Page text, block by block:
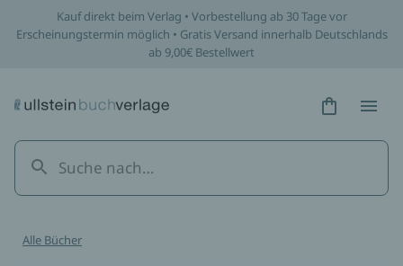
Kauf direkt beim Verlag • Vorbestellung ab 30 Tage vor
Erscheinungstermin möglich • Gratis Versand innerhalb Deutschlands
ab 9,00€ Bestellwert
Hidden
Alle Bücher